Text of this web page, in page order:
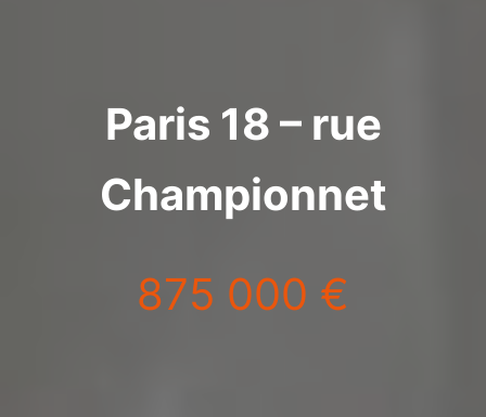
Paris 18 – rue
Championnet
875 000 €